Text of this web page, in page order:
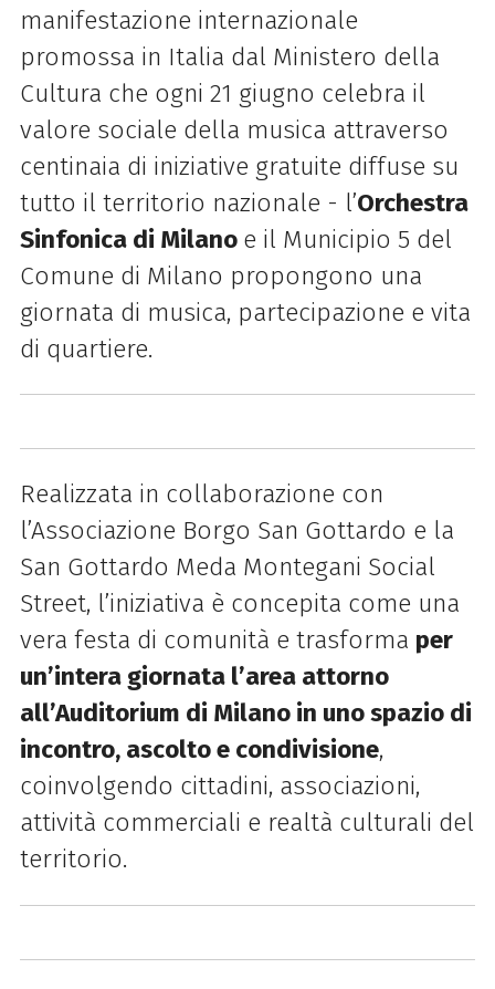
manifestazione internazionale
promossa in Italia dal Ministero della
Cultura che ogni 21 giugno celebra il
valore sociale della musica attraverso
centinaia di iniziative gratuite diffuse su
tutto il territorio nazionale - l’Orchestra
Sinfonica di Milano e il Municipio 5 del
Comune di Milano propongono una
giornata di musica, partecipazione e vita
di quartiere.
Realizzata in collaborazione con
l’Associazione Borgo San Gottardo e la
San Gottardo Meda Montegani Social
Street, l’iniziativa è concepita come una
vera festa di comunità e trasforma per
un’intera giornata l’area attorno
all’Auditorium di Milano in uno spazio di
incontro, ascolto e condivisione,
coinvolgendo cittadini, associazioni,
attività commerciali e realtà culturali del
territorio.